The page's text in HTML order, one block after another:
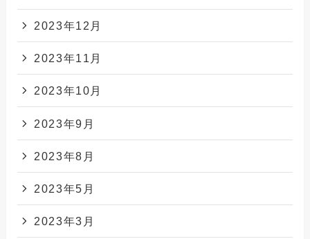
2023年12月
2023年11月
2023年10月
2023年9月
2023年8月
2023年5月
2023年3月